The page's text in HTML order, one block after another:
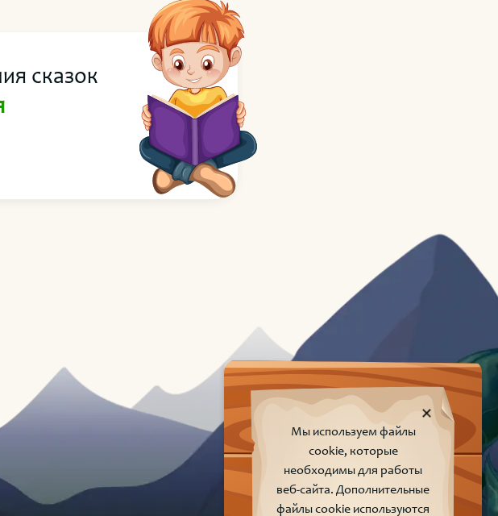
сказок
Мы используем файлы
cookie, которые
необходимы для работы
веб-сайта. Дополнительные
файлы cookie используются